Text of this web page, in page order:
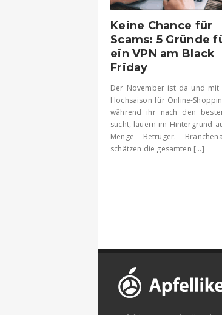
Keine Chance für
Scams: 5 Gründe
ein VPN am Black
Friday
Der November ist da und mit
Hochsaison für Online-
während ihr nach den
sucht, lauern im Hintergrund
Menge Betrüger.
schätzen die gesamten [...]